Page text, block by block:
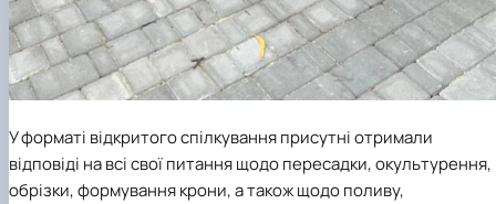
У форматі відкритого спілкування присутні отримали
відповіді на всі свої питання щодо пересадки, окультурення,
обрізки, формування крони, а також щодо поливу,